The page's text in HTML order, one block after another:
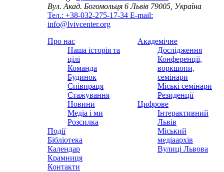
Вул. Акад. Богомольця 6Львів 79005, Україна
Тел.: +38-032-275-17-34 E-mail:
info@lvivcenter.org
Про нас
Наша історія та
цілі
Команда
Будинок
Співпраця
Стажування
Новини
Медіа і ми
Розсилка
Події
Бібліотека
Календар
Крамниця
Контакти
Академічне
Дослідження
Конференції,
воркшопи,
семінари
Міські семінари
Резиденції
Цифрове
Інтерактивний
Львів
Міський
медіаархів
Вулиці Львова